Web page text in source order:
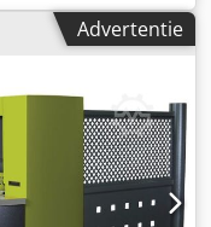
mm
en toebehoren
Machine-
aanwezig: Nee -
informatie BTW: De
BTW
en inruil altijd
Lukas van
Advertentie